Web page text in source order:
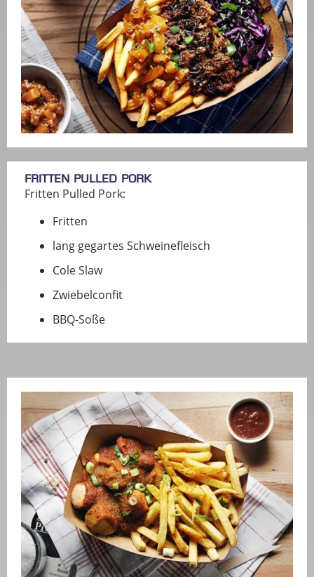
Fritten Pulled Pork
Fritten Pulled Pork:
Fritten
lang gegartes Schweinefleisch
Cole Slaw
Zwiebelconfit
BBQ-Soße